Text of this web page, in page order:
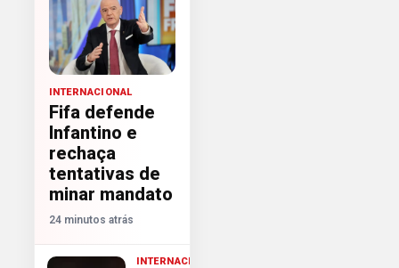
INTERNACIONAL
Fifa defende
Infantino e
rechaça
tentativas de
minar mandato
24 minutos atrás
INTERNACIONAL